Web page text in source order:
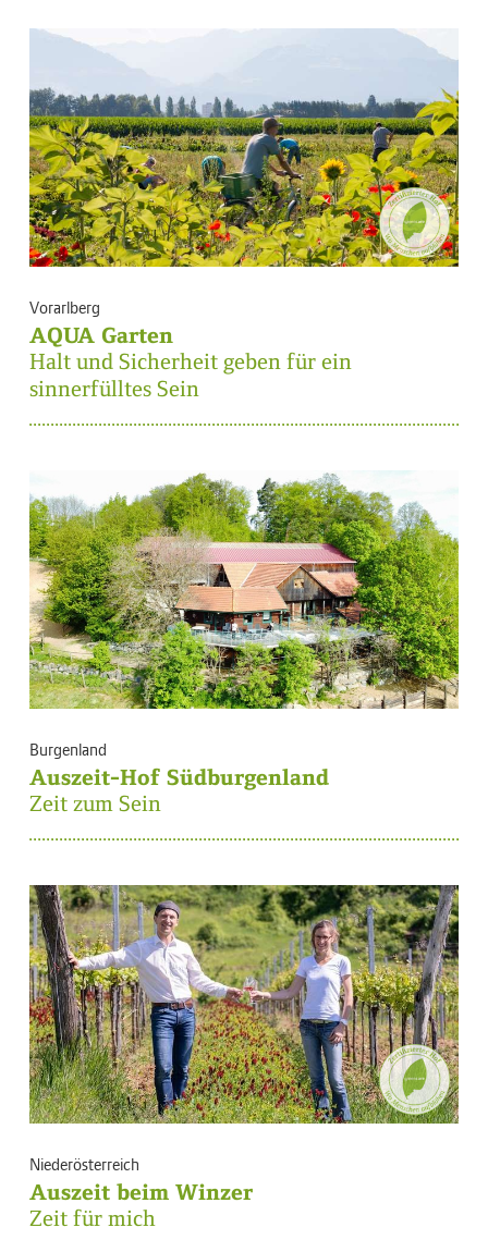
Vorarlberg
AQUA Garten
Halt und Sicherheit geben für ein
sinnerfülltes Sein
Burgenland
Auszeit-Hof Südburgenland
Zeit zum Sein
Niederösterreich
Auszeit beim Winzer
Zeit für mich